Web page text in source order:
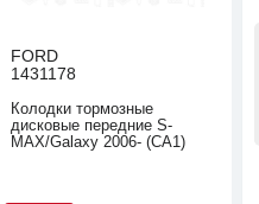
FORD
1431178
Колодки тормозные
дисковые передние S-
MAX/Galaxy 2006- (CA1)